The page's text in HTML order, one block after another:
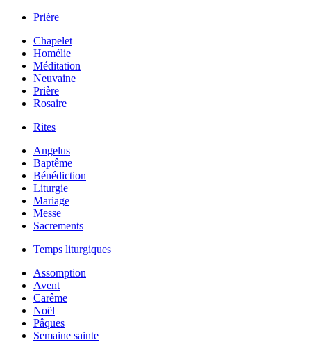
Prière
Chapelet
Homélie
Méditation
Neuvaine
Prière
Rosaire
Rites
Angelus
Baptême
Bénédiction
Liturgie
Mariage
Messe
Sacrements
Temps liturgiques
Assomption
Avent
Carême
Noël
Pâques
Semaine sainte